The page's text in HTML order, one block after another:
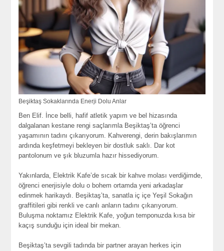
Beşiktaş Sokaklarında Enerji Dolu Anlar
Ben Elif. İnce belli, hafif atletik yapım ve bel hizasında
dalgalanan kestane rengi saçlarımla Beşiktaş’ta öğrenci
yaşamının tadını çıkarıyorum. Kahverengi, derin bakışlarımın
ardında keşfetmeyi bekleyen bir dostluk saklı. Dar kot
pantolonum ve şık bluzumla hazır hissediyorum.
Yakınlarda, Elektrik Kafe’de sıcak bir kahve molası verdiğimde,
öğrenci enerjisiyle dolu o bohem ortamda yeni arkadaşlar
edinmek harikaydı. Beşiktaş’ta, sanatla iç içe Yeşil Sokağın
graffitileri gibi renkli ve canlı anların tadını çıkarıyorum.
Buluşma noktamız Elektrik Kafe, yoğun temponuzda kısa bir
kaçış sunduğu için ideal bir mekan.
Beşiktaş’ta sevgili tadında bir partner arayan herkes için